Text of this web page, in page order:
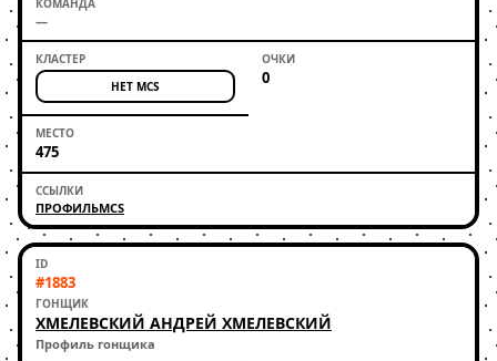
—
НЕТ MCS 0
475
ПРОФИЛЬMCS
#1883
ХМЕЛЕВСКИЙ АНДРЕЙ ХМЕЛЕВСКИЙ
Профиль гонщика